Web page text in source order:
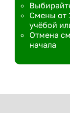
Смены от
учёбой
Отмена
начала